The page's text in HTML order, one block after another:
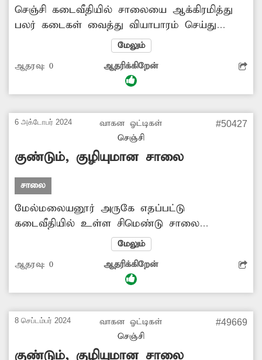
செஞ்சி கடைவீதியில் சாலையை ஆக்கிரமித்து
பலர் கடைகள் வைத்து வியாபாரம் செய்து
வருகின்றனர். இதன் காரணமாக அப்பகுதியில்
அடிக்கடி போக்குவரத்து நெரிசல் ஏற்பட்டு
வருவதால் பொதுமக்கள் பெரும் சிரமம்
அடைந்து வருகின்றனர். எனவே சாலை
நடவடிக்கை எடுக்க வேண்டியது அவசியம்.
மேலும்
ஆதரவு: 0 ஆதரிக்கிறேன்
6 அக்டோபர் 2024
வாகன ஓட்டிகள்
செஞ்சி
#50427
குண்டும், குழியுமான சாலை
சாலை
மேல்மலையனூர் அருகே எதப்பட்டு
கடைவீதியில் உள்ள சிமெண்டு சாலை
குண்டும், குழியுமாக காணப்படுகிறது.
மழைக்காலங்களில் சாலை பள்ளத்தில் மழைநீர்
தேங்கி நிற்பதால் பொதுமக்கள், வாகன
ஓட்டிகள் பெரும் சிரமத்துக்குள்ளாகின்றனர்.
கோரிக்கை விடுத்துள்ளனர்.
மேலும்
ஆதரவு: 0 ஆதரிக்கிறேன்
8 செப்டம்பர் 2024
வாகன ஓட்டிகள்
செஞ்சி
#49669
குண்டும், குழியுமான சாலை